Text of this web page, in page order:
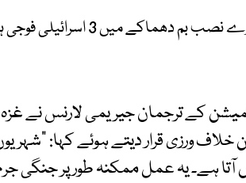
میں 3 اسرائیلی فوجی ہلاک، 2 زخمی
کے ترجمان جیریمی لارنس نے
خلاف ورزی قرار دیتے ہوئے کہا:
ہے۔ یہ عمل ممکنہ طور پر جنگی